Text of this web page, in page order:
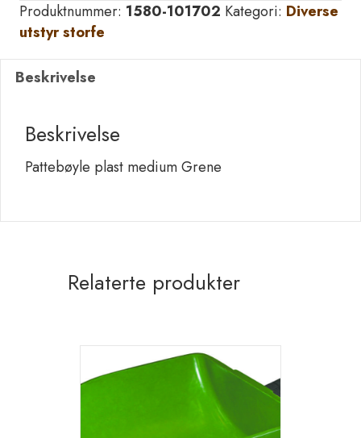
Grene
antall
Produktnummer: 1580-101702 Kategori: Diverse
utstyr storfe
Beskrivelse
Beskrivelse
Pattebøyle plast medium Grene
Relaterte produkter